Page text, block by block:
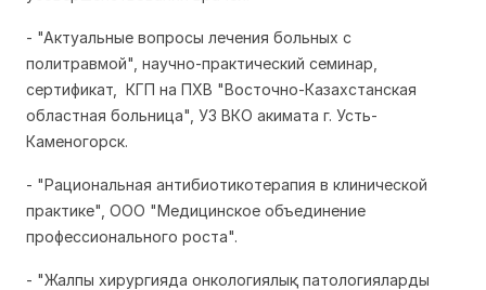
- "Актуальные вопросы лечения больных с
политравмой", научно-практический семинар,
сертификат, КГП на ПХВ "Восточно-Казахстанская
областная больница", УЗ ВКО акимата г. Усть-
Каменогорск.
- "Рациональная антибиотикотерапия в клинической
практике", ООО "Медицинское объединение
профессионального роста".
- "Жалпы хирургияда онкологиялық патологияларды